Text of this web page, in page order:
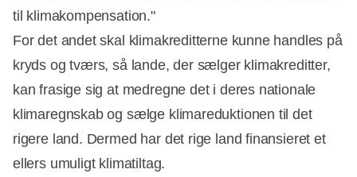
til klimakompensation."
For det andet skal klimakreditterne kunne handles på
kryds og tværs, så lande, der sælger klimakreditter,
kan frasige sig at medregne det i deres nationale
klimaregnskab og sælge klimareduktionen til det
rigere land. Dermed har det rige land finansieret et
ellers umuligt klimatiltag.